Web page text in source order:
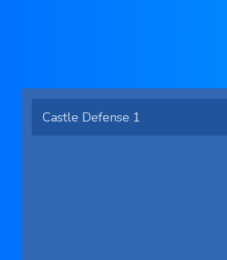
Castle Defense 1